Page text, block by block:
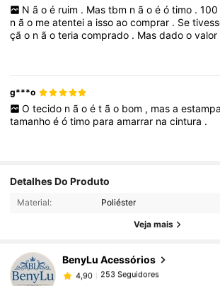
N ã o é ruim . Mas tbm n ã o é ó timo . 100
não meatenteia issoaocomprar . Se
ção nãoteriacomprado . Masdadoovalor
empapeldesedaebemcheiroso.
g***o
O tecido n ã o é t ã o bom , mas a estampa
tamanhoéótimo paraamarrar nacintura .
Detalhes Do Produto
Material: Poliéster
Veja mais
BenyLu Acessórios
4,90 253 Seguidores
253 Seguidores
4,90
253 Seguidores